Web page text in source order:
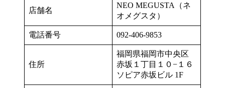
店舗名
NEO MEGUSTA（ネ
オメグスタ）
電話番号 092-406-9853
住所
福岡県福岡市中央区
赤坂１丁目１０−１６
ソピア赤坂ビル 1F